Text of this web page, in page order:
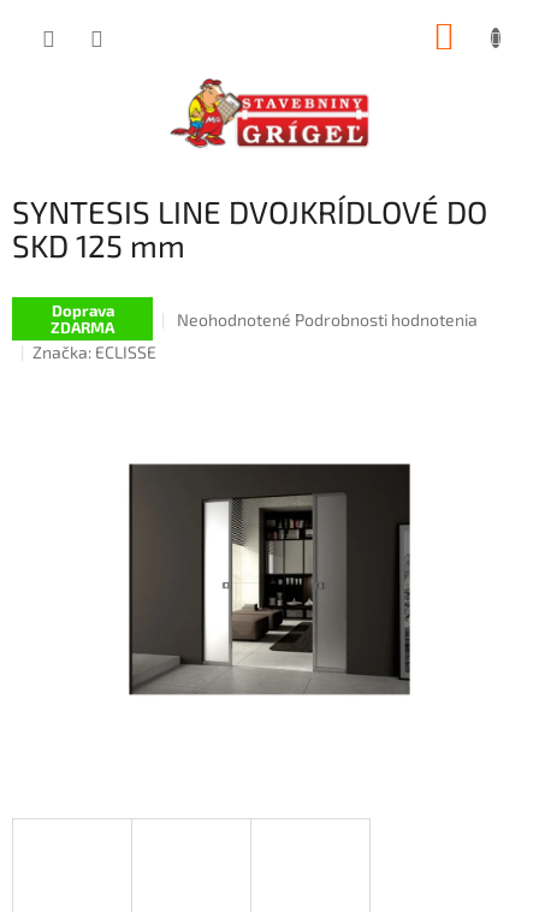
SYNTESIS LINE DVOJKRÍDLOVÉ DO
SKD 125 mm
Doprava
ZDARMA
Priemerné
Neohodnotené Podrobnosti hodnotenia
Značka: ECLISSE